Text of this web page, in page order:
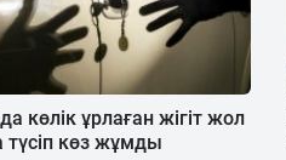
көлік ұрлаған жігіт жол
түсіп көз жұмды